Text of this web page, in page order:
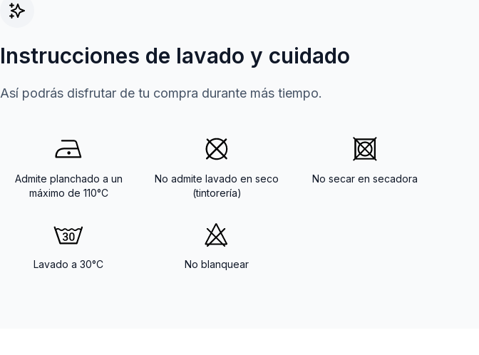
Instrucciones de lavado y cuidado
Así podrás disfrutar de tu compra durante más tiempo.
Admite planchado a un
máximo de 110°C
No admite lavado en seco
(tintorería)
No secar en secadora
Lavado a 30°C No blanquear